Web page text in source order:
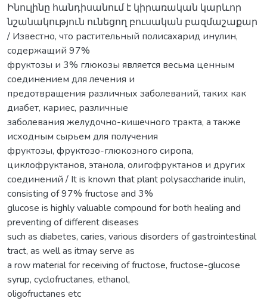
Ինուլինը հանդիսանում է կիրառական կարևոր
նշանակություն ունեցող բուսական բազմաշաքար
/ Известно, что растительный полисахарид инулин,
содержащий 97%
фруктозы и 3% глюкозы является весьма ценным
соединением для лечения и
предотвращения различных заболеваний, таких как
диабет, кариес, различные
заболевания желудочно-кишечного тракта, a также
исходным сырьем для получения
фруктозы, фруктозо-глюкозного сиропа,
циклофруктанов, этанола, олигофруктанов и других
соединений / It is known that plant polysaccharide inulin,
consisting of 97% fructose and 3%
glucose is highly valuable compound for both healing and
preventing of different diseases
such as diabetes, caries, various disorders of gastrointestinal
tract, as well as itmay serve as
a row material for receiving of fructose, fructose-glucose
syrup, cyclofructanes, ethanol,
oligofructanes etc